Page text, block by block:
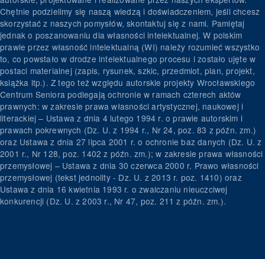
Chętnie podzielimy się naszą wiedzą i doświadczeniem, jeśli chcesz
skorzystać z naszych pomysłów, skontaktuj się z nami. Pamiętaj
jednak o poszanowaniu dla własności intelektualnej. W polskim
prawie przez własność intelektualną (WI) należy rozumieć wszystko
to, co powstało w drodze intelektualnego procesu i zostało ujęte w
postaci materialnej (zapis, rysunek, szkic, przedmiot, plan, projekt,
książka itp.). Z tego też względu autorskie projekty Wrocławskiego
Centrum Seniora podlegają ochronie w ramach czterech aktów
prawnych: w zakresie prawa własności artystycznej, naukowej i
literackiej – Ustawa z dnia 4 lutego 1994 r. o prawie autorskim i
prawach pokrewnych (Dz. U. z 1994 r., Nr 24, poz. 83 z późn. zm.)
oraz Ustawa z dnia 27 lipca 2001 r. o ochronie baz danych (Dz. U. z
2001 r., Nr 128, poz. 1402 z późn. zm.); w zakresie prawa własności
przemysłowej – Ustawa z dnia 30 czerwca 2000 r. Prawo własności
przemysłowej (tekst jednolity - Dz. U. z 2013 r. poz. 1410) oraz
Ustawa z dnia 16 kwietnia 1993 r. o zwalczaniu nieuczciwej
konkurencji (Dz. U. z 2003 r., Nr 47, poz. 211 z późn. zm.).